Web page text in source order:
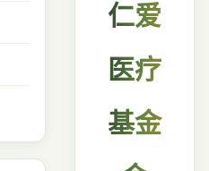
仁爱
医疗
基金